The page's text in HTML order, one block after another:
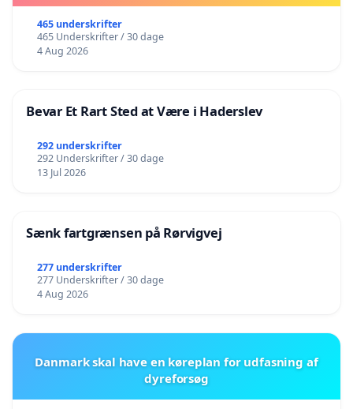
465 underskrifter
465 Underskrifter / 30 dage
4 Aug 2026
Bevar Et Rart Sted at Være i Haderslev
292 underskrifter
292 Underskrifter / 30 dage
13 Jul 2026
Sænk fartgrænsen på Rørvigvej
277 underskrifter
277 Underskrifter / 30 dage
4 Aug 2026
Danmark skal have en køreplan for udfasning af
dyreforsøg